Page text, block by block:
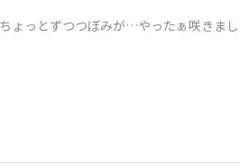
ょっとずつつぼみが…やったぁ咲きまし